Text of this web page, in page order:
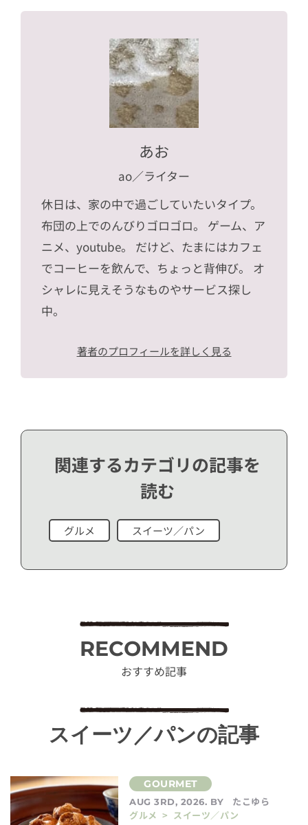
あお
ao／ライター
休日は、家の中で過ごしていたいタイプ。
布団の上でのんびりゴロゴロ。 ゲーム、ア
ニメ、youtube。 だけど、たまにはカフェ
でコーヒーを飲んで、ちょっと背伸び。 オ
シャレに見えそうなものやサービス探し
中。
著者のプロフィールを詳しく見る
関連するカテゴリの記事を
読む
グルメ スイーツ／パン
RECOMMEND
おすすめ記事
スイーツ／パンの記事
AUG 3RD, 2026. BY
たこゆら
グルメ > スイーツ／パン